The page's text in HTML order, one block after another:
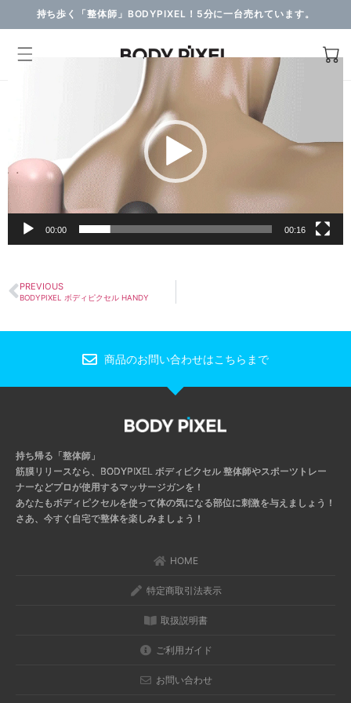
持ち歩く「整体師」BODYPIXEL！5分に一台売れています。
動
ー
00:00 00:16
PREVIOUS
BODYPIXEL ボディピクセル HANDY
商品のお問い合わせはこちらまで
持ち帰る「整体師」
筋膜リリースなら、BODYPIXEL ボディピクセル 整体師やスポーツトレー
ナーなどプロが使用するマッサージガンを！
あなたもボディピクセルを使って体の気になる部位に刺激を与えましょう！
さあ、今すぐ自宅で整体を楽しみましょう！
HOME
特定商取引法表示
取扱説明書
ご利用ガイド
お問い合わせ